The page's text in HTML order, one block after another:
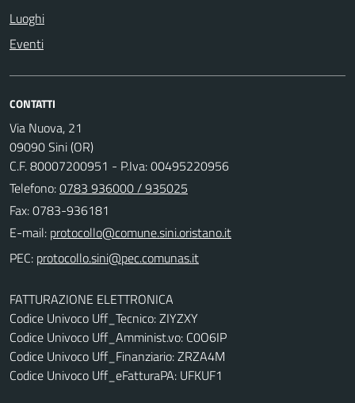
Luoghi
Eventi
CONTATTI
Via Nuova, 21
09090 Sini (OR)
C.F. 80007200951 - P.Iva: 00495220956
Telefono:0783 936000 / 935025
Fax: 0783-936181
E-mail:
PEC:
FATTURAZIONE ELETTRONICA
Codice Univoco Uff_Tecnico: ZIYZXY
Codice Univoco Uff_Amminist.vo: C0O6IP
Codice Univoco Uff_Finanziario: ZRZA4M
Codice Univoco Uff_eFatturaPA: UFKUF1